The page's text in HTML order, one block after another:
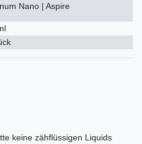
Nano | Aspire
keine zähflüssigen Liquids